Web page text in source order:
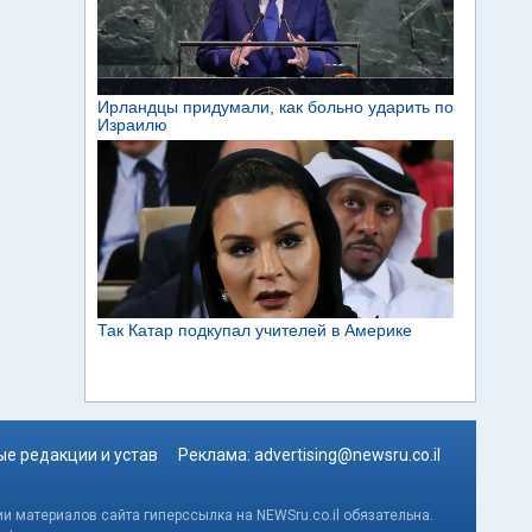
редакции и устав Реклама: advertising@newsru.co.il
сайта гиперссылка на NEWSru.co.il обязательна.